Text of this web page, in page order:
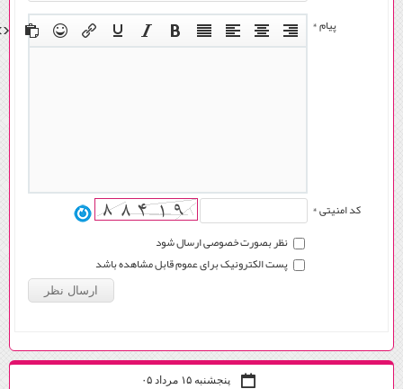
پیام *
کد امنیتی *
نظر بصورت خصوصی ارسال شود
پست الکترونیک برای عموم قابل مشاهده باشد
پنجشنبه ۱۵ مرداد ۰۵